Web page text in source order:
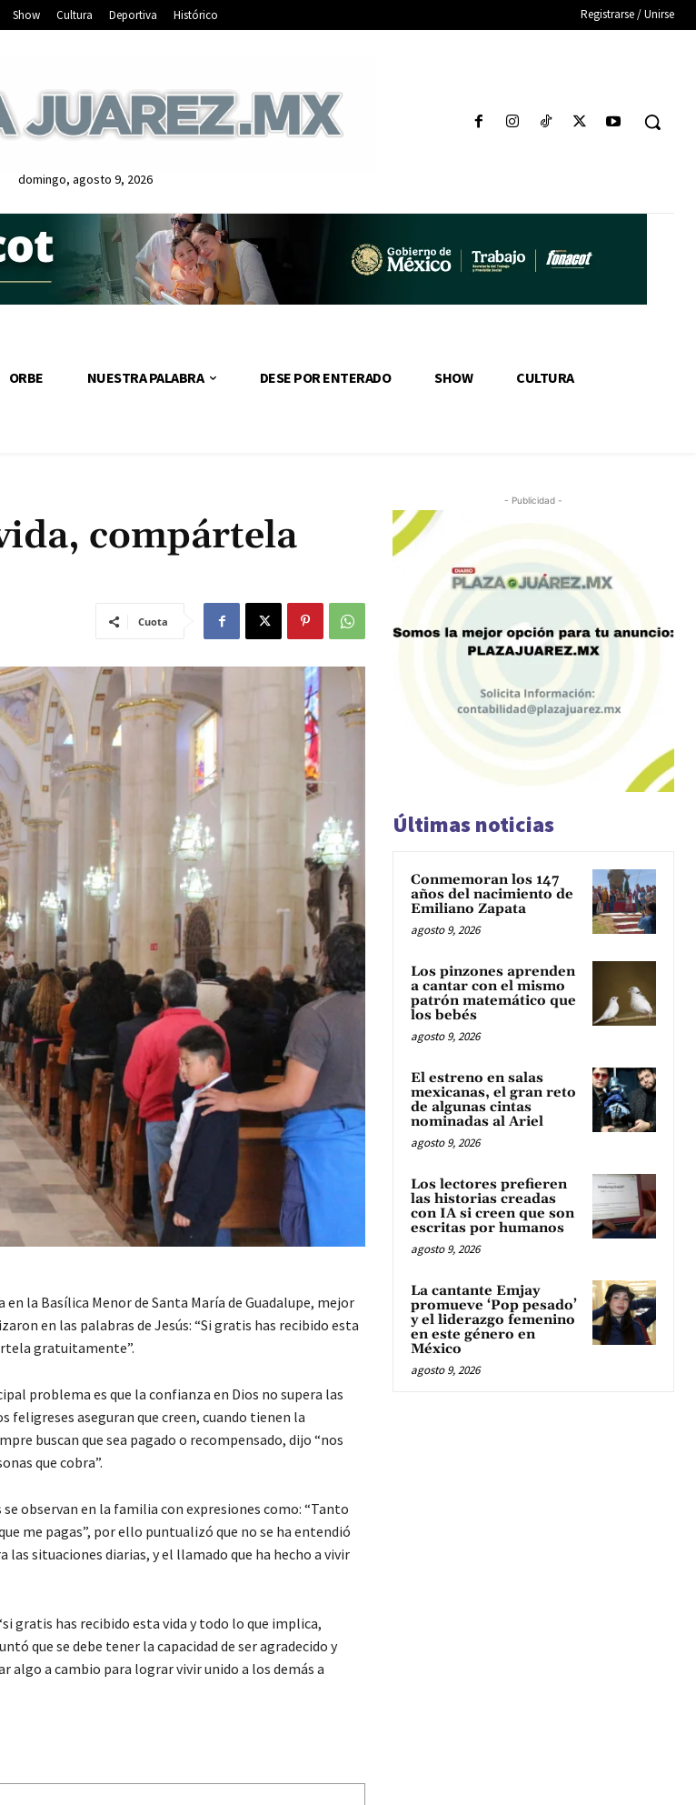
Show Cultura Deportiva Histórico Registrarse / Unirse
domingo, agosto 9, 2026
ORBE NUESTRA PALABRA DESE POR ENTERADO SHOW CULTURA
compártela
Cuota
la Basílica Menor de Santa María de Guadalupe, mejor
en las palabras de Jesús: “Si gratis has recibido esta
gratuitamente”.
problema es que la confianza en Dios no supera las
feligreses aseguran que creen, cuando tienen la
buscan que sea pagado o recompensado, dijo “nos
que cobra”.
observan en la familia con expresiones como: “Tanto
me pagas”, por ello puntualizó que no se ha entendió
las situaciones diarias, y el llamado que ha hecho a vivir
gratis has recibido esta vida y todo lo que implica,
que se debe tener la capacidad de ser agradecido y
algo a cambio para lograr vivir unido a los demás a
- Publicidad -
Últimas noticias
Conmemoran los 147
años del nacimiento de
Emiliano Zapata
agosto 9, 2026
Los pinzones aprenden
a cantar con el mismo
patrón matemático que
los bebés
agosto 9, 2026
El estreno en salas
mexicanas, el gran reto
de algunas cintas
nominadas al Ariel
agosto 9, 2026
Los lectores prefieren
las historias creadas
con IA si creen que son
escritas por humanos
agosto 9, 2026
La cantante Emjay
promueve ‘Pop pesado’
y el liderazgo femenino
en este género en
México
agosto 9, 2026